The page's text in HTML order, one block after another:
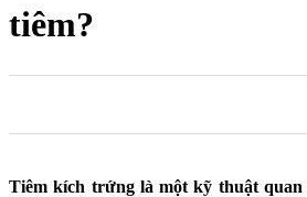
tiêm?
Tiêm kích trứng là một kỹ thuật